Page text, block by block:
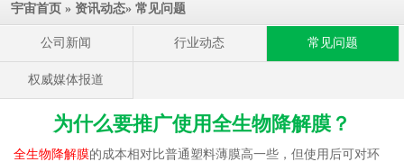
宇宙首页 » 资讯动态» 常见问题
公司新闻 行业动态 常见问题
权威媒体报道
为什么要推广使用全生物降解膜？
全生物降解膜的成本相对比普通塑料薄膜高一些，但使用后可对环